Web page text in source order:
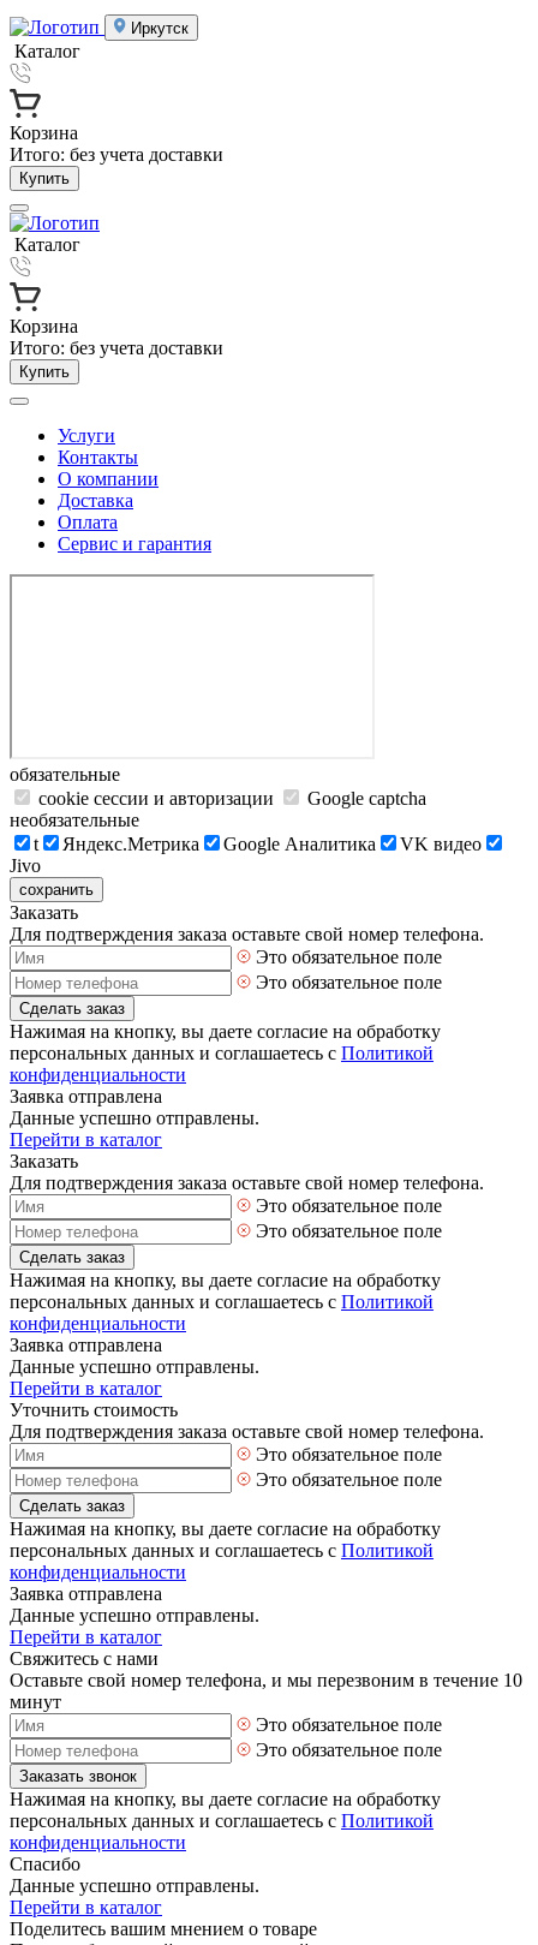
Иркутск
Каталог
Корзина
Итого: без учета доставки
Купить
Каталог
Корзина
Итого: без учета доставки
Купить
Услуги
Контакты
О компании
Доставка
Оплата
Сервис и гарантия
обязательные
cookie сессии и авторизации
Google captcha
необязательные
t
Яндекс.Метрика Google Аналитика
VK видео
Jivo
сохранить
Заказать
Для подтверждения заказа оставьте свой номер телефона.
Это обязательное поле
Это обязательное поле
Сделать заказ
Нажимая на кнопку, вы даете согласие на обработку
персональных данных и соглашаетесь с Политикой
конфиденциальности
Заявка отправлена
Данные успешно отправлены.
Перейти в каталог
Заказать
Для подтверждения заказа оставьте свой номер телефона.
Это обязательное поле
Это обязательное поле
Сделать заказ
Нажимая на кнопку, вы даете согласие на обработку
персональных данных и соглашаетесь с Политикой
конфиденциальности
Заявка отправлена
Данные успешно отправлены.
Перейти в каталог
Уточнить стоимость
Для подтверждения заказа оставьте свой номер телефона.
Это обязательное поле
Это обязательное поле
Сделать заказ
Нажимая на кнопку, вы даете согласие на обработку
персональных данных и соглашаетесь с Политикой
конфиденциальности
Заявка отправлена
Данные успешно отправлены.
Перейти в каталог
Свяжитесь с нами
Оставьте свой номер телефона, и мы перезвоним в течение 10
минут
Это обязательное поле
Это обязательное поле
Заказать звонок
Нажимая на кнопку, вы даете согласие на обработку
персональных данных и соглашаетесь с Политикой
конфиденциальности
Спасибо
Данные успешно отправлены.
Перейти в каталог
Поделитесь вашим мнением о товаре